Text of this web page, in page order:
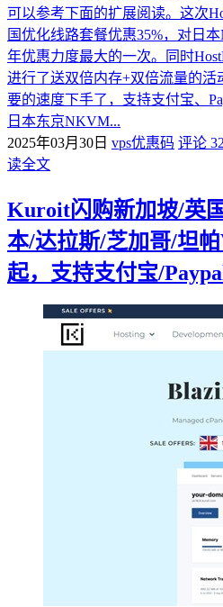
可以参考下面的扩展阅读。这次
国优化线路套餐优惠35%，对日
年优惠力度最大的一次。同时
进行了送双倍内存+双倍流量的活
要的速度下手了，支持支付宝、
日本东京NKVM...
2025年03月30日 vps优惠码 评论
读全文
Kuroit闪购新加坡/英
本/达拉斯/芝加哥/坦帕
起，支持支付宝/